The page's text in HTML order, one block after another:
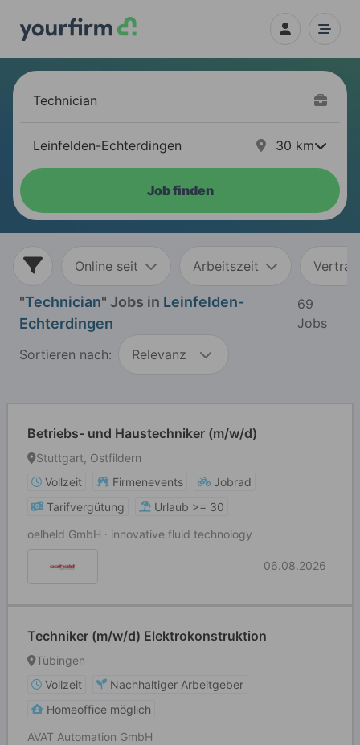
30 km
Job finden
Online seit Arbeitszeit
"Technician" Jobs in Leinfelden-
Echterdingen
69
Jobs
Sortieren nach:
Relevanz
Betriebs- und Haustechniker (m/w/d)
Stuttgart, Ostfildern
Vollzeit
Firmenevents
Jobrad
Tarifvergütung
Urlaub >= 30
oelheld GmbH ∙ innovative fluid technology
06.08.2026
Techniker (m/w/d) Elektrokonstruktion
Tübingen
Vollzeit
Nachhaltiger Arbeitgeber
Homeoffice möglich
AVAT Automation GmbH